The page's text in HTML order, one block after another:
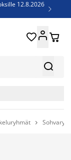
12.8.2026


 
